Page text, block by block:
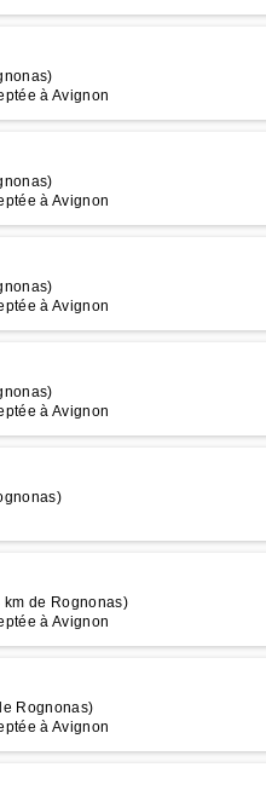
à Avignon
à Avignon
à Avignon
à Avignon
de Rognonas)
à Avignon
Rognonas)
à Avignon